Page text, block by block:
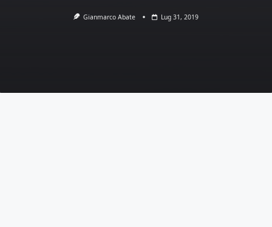
Gianmarco Abate Lug 31, 2019